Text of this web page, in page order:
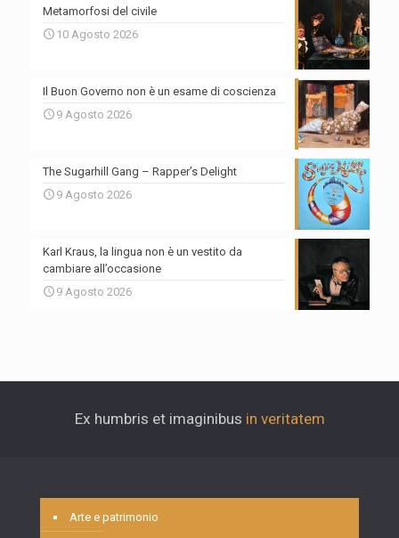
Metamorfosi del civile
10 Agosto 2026
Il Buon Governo non è un esame di coscienza
9 Agosto 2026
The Sugarhill Gang – Rapper’s Delight
9 Agosto 2026
Karl Kraus, la lingua non è un vestito da
cambiare all’occasione
9 Agosto 2026
Ex humbris et imaginibus in veritatem
Arte e patrimonio